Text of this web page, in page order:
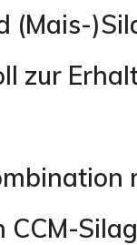
(Mais-
zur